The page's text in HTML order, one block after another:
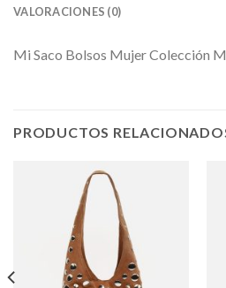
VALORACIONES (0)
Mi Saco Bolsos Mujer Colección
PRODUCTOS